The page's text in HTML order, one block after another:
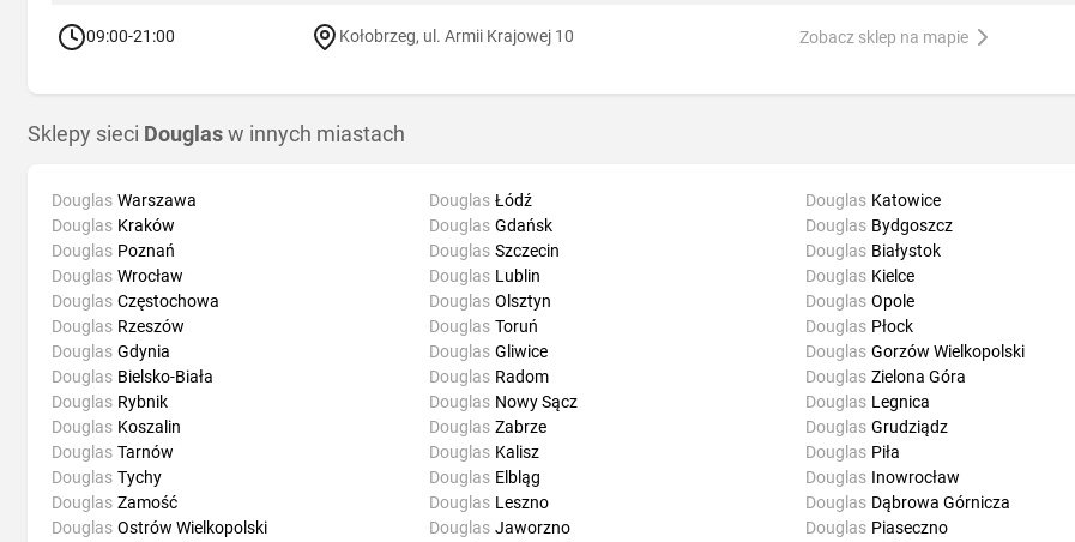
09:00-21:00 Kołobrzeg, ul. Armii Krajowej 10 Zobacz sklep na mapie
Sklepy sieci Douglas w innych miastach
Douglas Warszawa
Douglas Kraków
Douglas Poznań
Douglas Wrocław
Douglas Łódź
Douglas Gdańsk
Douglas Szczecin
Douglas Lublin
Douglas Katowice
Douglas Bydgoszcz
Douglas Białystok
Douglas Kielce
Douglas Częstochowa
Douglas Rzeszów
Douglas Gdynia
Douglas Bielsko-Biała
Douglas Olsztyn
Douglas Toruń
Douglas Gliwice
Douglas Radom
Douglas Opole
Douglas Płock
Douglas Gorzów Wielkopolski
Douglas Zielona Góra
Douglas Rybnik
Douglas Koszalin
Douglas Tarnów
Douglas Tychy
Douglas Nowy Sącz
Douglas Zabrze
Douglas Kalisz
Douglas Elbląg
Douglas Legnica
Douglas Grudziądz
Douglas Piła
Douglas Inowrocław
Douglas Zamość
Douglas Ostrów Wielkopolski
Douglas Leszno
Douglas Jaworzno
Douglas Dąbrowa Górnicza
Douglas Piaseczno